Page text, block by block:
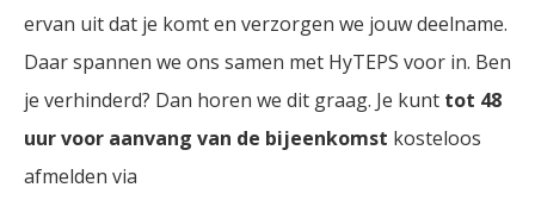
ervan uit dat je komt en verzorgen we jouw deelname.
Daar spannen we ons samen met HyTEPS voor in. Ben
je verhinderd? Dan horen we dit graag. Je kunt tot 48
uur voor aanvang van de bijeenkomst kosteloos
afmelden via